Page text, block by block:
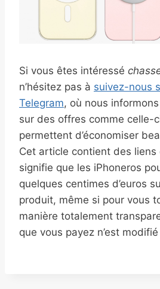
Si vous êtes intéressé
n’hésitez pas à suivez-nous
Telegram, où nous
sur des offres comme celle-
permettent d’économiser
Cet article contient des liens
signifie que les iPhoneros
quelques centimes d’euros
produit, même si pour vous
manière totalement
que vous payez n’est